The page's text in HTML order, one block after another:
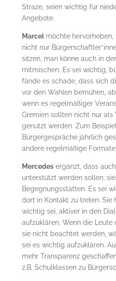
Straze, seien wichtig für
Angebote.
Marcelmöchte hervorheben,
nicht nur
sitzen, man könne auch in
mitmischen. Es sei wichtig,
fände es schade, dass sich
vor den Wahlen bemühen,
wenn es regelmäßiger
Gremien sollten nicht nur
genutzt werden. Zum
Bürgergespräche jährlich
andere regelmäßige
Mercedesergänzt, dass
unterstützt werden sollen;
Begegnungsstätten. Es sei
dort in Kontakt zu treten. Sie
wichtig sei, aktiver in den
aufzuklären. Wenn die Leute
sie nicht beachtet werden,
sei es wichtig aufzuklären.
mehr Transparenz
z.B. Schulklassen zu